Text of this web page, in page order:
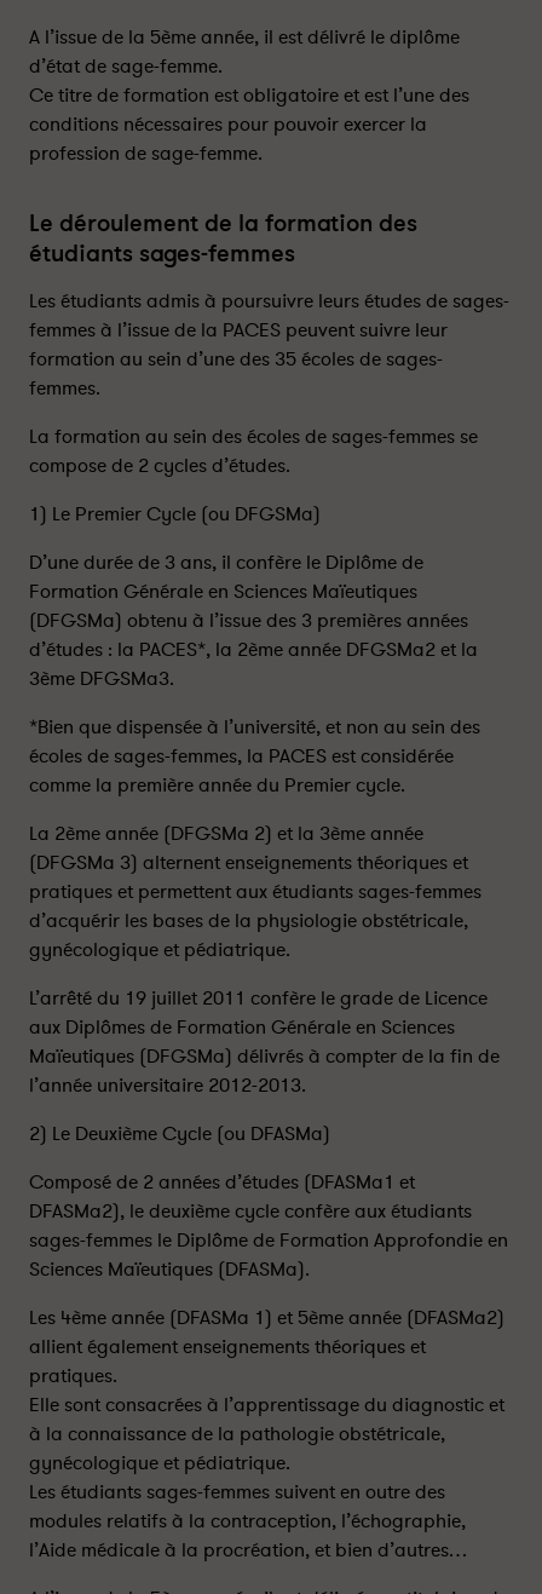
A l’issue de la 5ème année, il est délivré le diplôme
d’état de sage-femme.
Ce titre de formation est obligatoire et est l’une des
conditions nécessaires pour pouvoir exercer la
profession de sage-femme.
Le déroulement de la formation des
étudiants sages-femmes
Les étudiants admis à poursuivre leurs études de sages-
femmes à l’issue de la PACES peuvent suivre leur
formation au sein d’une des 35 écoles de sages-
femmes.
La formation au sein des écoles de sages-femmes se
compose de 2 cycles d’études.
1) Le Premier Cycle (ou DFGSMa)
D’une durée de 3 ans, il confère le Diplôme de
Formation Générale en Sciences Maïeutiques
(DFGSMa) obtenu à l’issue des 3 premières années
d’études : la PACES*, la 2ème année DFGSMa2 et la
3ème DFGSMa3.
*Bien que dispensée à l’université, et non au sein des
écoles de sages-femmes, la PACES est considérée
comme la première année du Premier cycle.
La 2ème année (DFGSMa 2) et la 3ème année
(DFGSMa 3) alternent enseignements théoriques et
pratiques et permettent aux étudiants sages-femmes
d’acquérir les bases de la physiologie obstétricale,
gynécologique et pédiatrique.
L’arrêté du 19 juillet 2011 confère le grade de Licence
aux Diplômes de Formation Générale en Sciences
Maïeutiques (DFGSMa) délivrés à compter de la fin de
l’année universitaire 2012-2013.
2) Le Deuxième Cycle (ou DFASMa)
Composé de 2 années d’études (DFASMa1 et
DFASMa2), le deuxième cycle confère aux étudiants
sages-femmes le Diplôme de Formation Approfondie en
Sciences Maïeutiques (DFASMa).
Les 4ème année (DFASMa 1) et 5ème année (DFASMa2)
allient également enseignements théoriques et
pratiques.
Elle sont consacrées à l’apprentissage du diagnostic et
à la connaissance de la pathologie obstétricale,
gynécologique et pédiatrique.
Les étudiants sages-femmes suivent en outre des
modules relatifs à la contraception, l’échographie,
l’Aide médicale à la procréation, et bien d’autres…